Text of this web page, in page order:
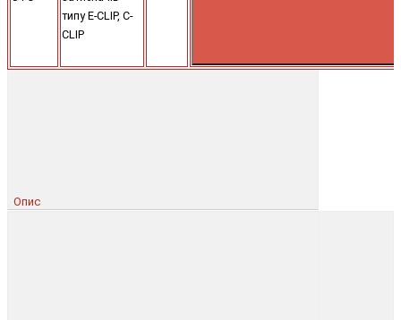
типу E-CLIP, C-
CLIP
Опис